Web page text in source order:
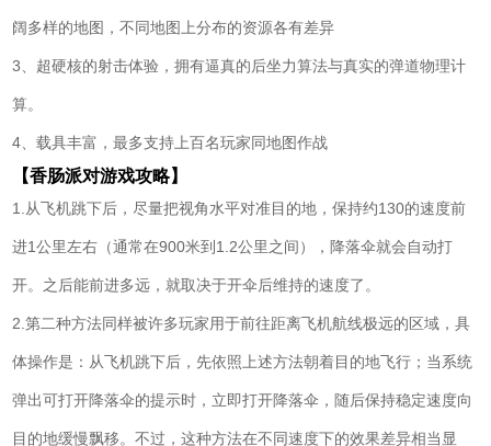
阔多样的地图，不同地图上分布的资源各有差异
3、超硬核的射击体验，拥有逼真的后坐力算法与真实的弹道物理计
算。
4、载具丰富，最多支持上百名玩家同地图作战
【香肠派对游戏攻略】
1.从飞机跳下后，尽量把视角水平对准目的地，保持约130的速度前
进1公里左右（通常在900米到1.2公里之间），降落伞就会自动打
开。之后能前进多远，就取决于开伞后维持的速度了。
2.第二种方法同样被许多玩家用于前往距离飞机航线极远的区域，具
体操作是：从飞机跳下后，先依照上述方法朝着目的地飞行；当系统
弹出可打开降落伞的提示时，立即打开降落伞，随后保持稳定速度向
目的地缓慢飘移。不过，这种方法在不同速度下的效果差异相当显